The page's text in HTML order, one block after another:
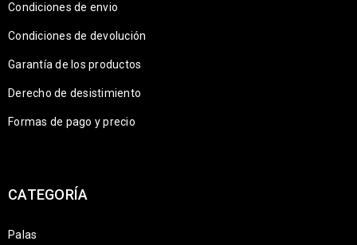
Condiciones de envio
Condiciones de devolución
Garantía de los productos
Derecho de desistimiento
Formas de pago y precio
CATEGORÍA
Palas